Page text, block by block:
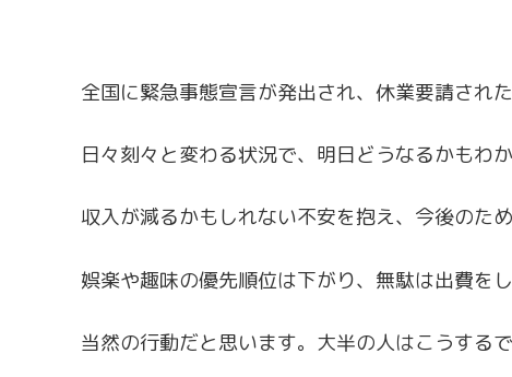
全国に緊急事態宣言が発出され、休業要請され
日々刻々と変わる状況で、明日どうなるかもわか
収入が減るかもしれない不安を抱え、今後のため
娯楽や趣味の優先順位は下がり、無駄は出費を
当然の行動だと思います。大半の人はこうするで